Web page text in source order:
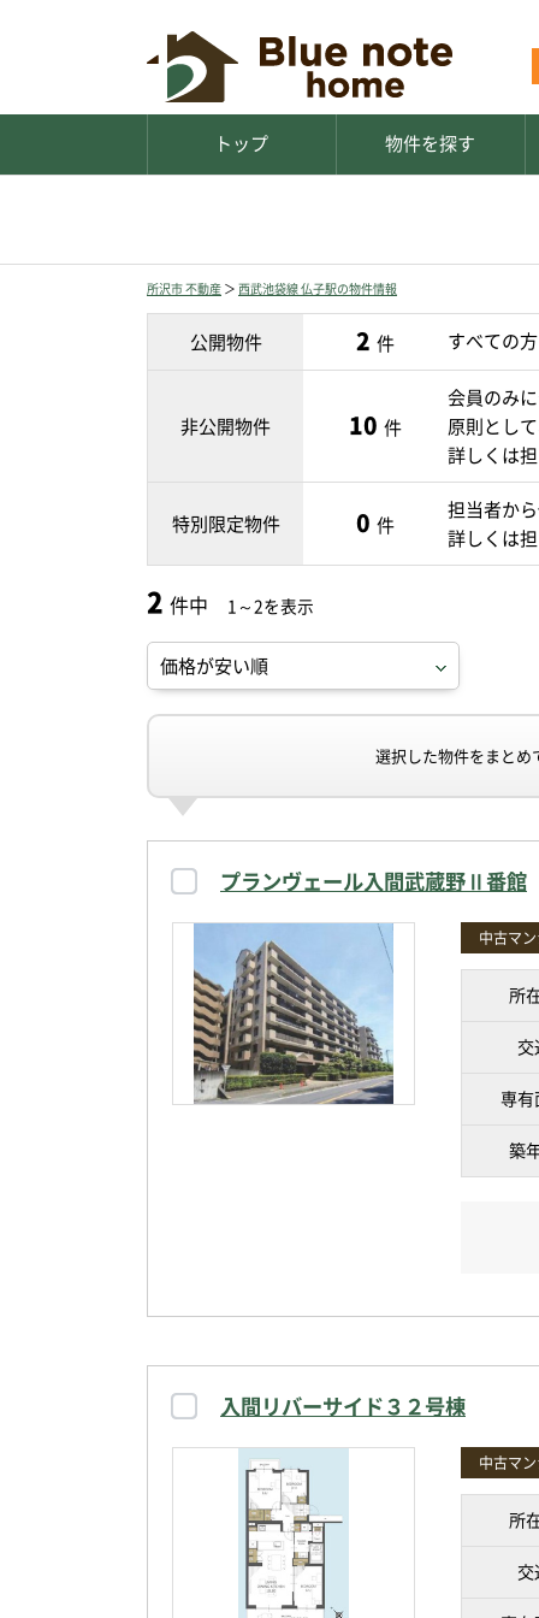
トップ 物件を探す
所沢市 不動産 ＞ 西武池袋線 仏子駅の物件情報
公開物件 2 件 すべての
非公開物件 10 件
会員のみ
原則とし
詳しくは
特別限定物件 0 件
担当者か
詳しくは
2 件中 1～2を表示
選択した物件をまとめ
プランヴェール入間武蔵野Ⅱ番館
中古マ
所
交
専有
築
入間リバーサイド３２号棟
中古マ
所
交